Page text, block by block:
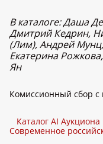
В каталоге: Даша
Дмитрий Кедрин,
(Лим), Андрей
Екатерина
Ян
Комиссионный сбор с
Каталог AI
Современное